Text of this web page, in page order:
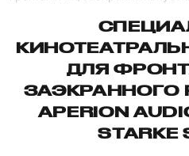
ДЛЯ
ЗАЭКРАННОГО
APERION
STARKE